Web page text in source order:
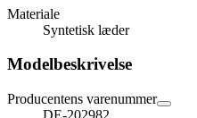
Materiale
Syntetisk læder
Modelbeskrivelse
Producentens varenummer